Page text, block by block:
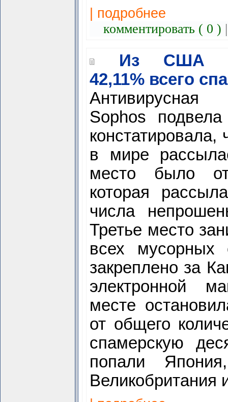
| подробнее
комментировать ( 0 )
Из США
42,11% всего
Sophos
констатировала,
в мире
место было
которая
числа
Третье место
всех мусорных
закреплено за
электронной
месте
от общего
спамерскую
попали
Великобритания